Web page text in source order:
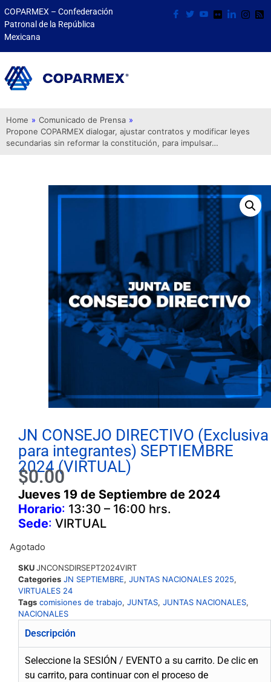
COPARMEX – Confederación
Patronal de la República
Mexicana
Home » Comunicado de Prensa »
Propone COPARMEX dialogar, ajustar contratos y modificar leyes
secundarias sin reformar la constitución, para impulsar…
JN CONSEJO DIRECTIVO (Exclusiva
para integrantes) SEPTIEMBRE
2024 (VIRTUAL)
$0.00
Jueves 19 de Septiembre de 2024
Horario: 13:30 – 16:00 hrs.
Sede: VIRTUAL
Agotado
SKUJNCONSDIRSEPT2024VIRT
Categories JN SEPTIEMBRE, JUNTAS NACIONALES 2025,
VIRTUALES 24
Tags comisiones de trabajo, JUNTAS, JUNTAS NACIONALES,
NACIONALES
Descripción
Seleccione la SESIÓN / EVENTO a su carrito. De clic en
su carrito, para continuar con el proceso de